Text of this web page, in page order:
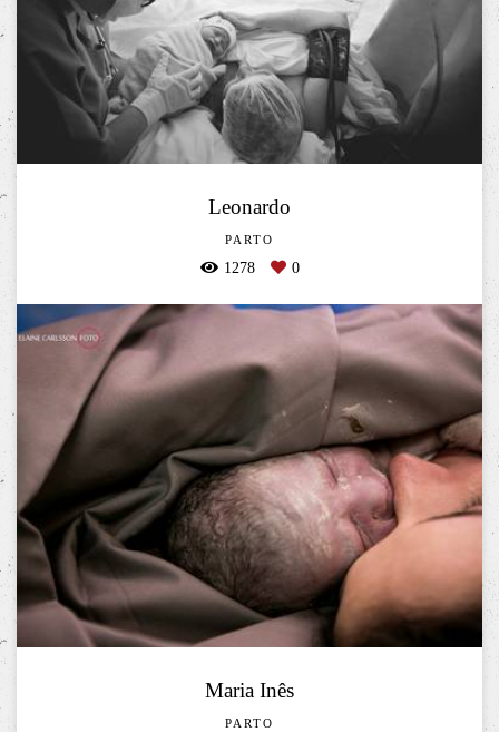
Leonardo
PARTO
1278 0
Maria Inês
PARTO